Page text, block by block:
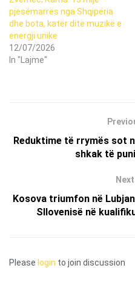
pjesëmarrës nga Shqipëria
dhe bota, katër ditë muzikë e
energji unike
12/07/2026
In "Lajme"
Reduktime të rrymës sot
shkak të
Kosova triumfon në
Sllovenisë në
Please login to join discussion